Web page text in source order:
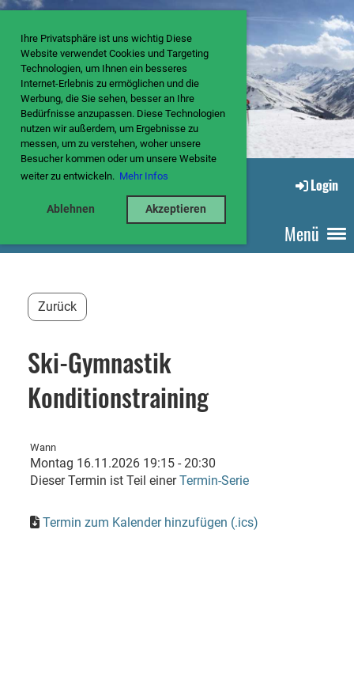
Ihre Privatsphäre ist uns wichtig Diese
Website verwendet Cookies und Targeting
Technologien, um Ihnen ein besseres
Internet-Erlebnis zu ermöglichen und die
Werbung, die Sie sehen, besser an Ihre
Bedürfnisse anzupassen. Diese Technologien
nutzen wir außerdem, um Ergebnisse zu
messen, um zu verstehen, woher unsere
Besucher kommen oder um unsere Website
weiter zu entwickeln. Mehr Infos
Ablehnen Akzeptieren
Login
Menü
Zurück
Ski-Gymnastik
Konditionstraining
Wann
Montag 16.11.2026 19:15 - 20:30
Dieser Termin ist Teil einerTermin-Serie
Termin zum Kalender hinzufügen (.ics)